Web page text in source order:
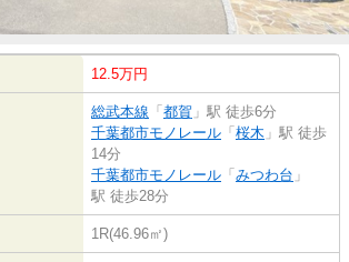
12.5万円
総武本線 「 都賀 」駅 徒歩6分
千葉都市モノレール 「 桜木 」駅 徒歩
14分
千葉都市モノレール 「 みつわ台 」
駅 徒歩28分
1R(46.96㎡)